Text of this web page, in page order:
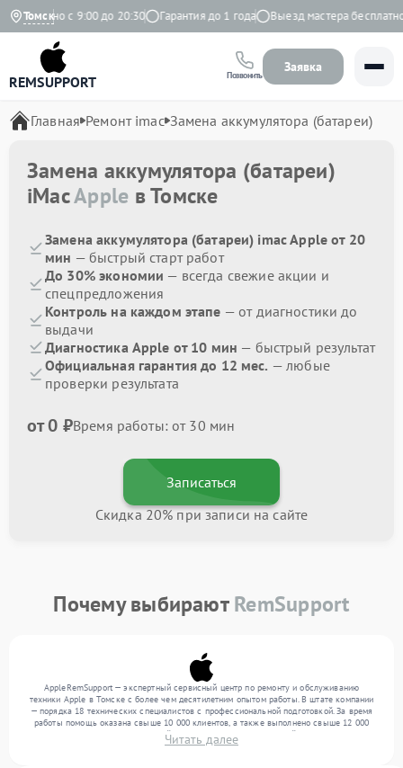
Томскс 9:00 до 20:30 Гарантия до 1 года Выезд мастера бесплатно
REMSUPPORT Позвонить
Заявка
Главная Ремонт imac Замена аккумулятора (батареи)
Замена аккумулятора (батареи)
iMacApple в Томске
Замена аккумулятора (батареи) imac Apple от 20
мин — быстрый старт работ
До 30% экономии — всегда свежие акции и
спецпредложения
Контроль на каждом этапе — от диагностики до
выдачи
Диагностика Apple от 10 мин — быстрый результат
Официальная гарантия до 12 мес. — любые
проверки результата
от 0 ₽Время работы: от 30 мин
Записаться
Скидка 20% при записи на сайте
Почему выбираютRemSupport
AppleRemSupport — экспертный сервисный центр по ремонту и обслуживанию
техники Apple в Томске с более чем десятилетним опытом работы. В штате компании
— порядка 18 технических специалистов с профессиональной подготовкой. За время
работы помощь оказана свыше 10 000 клиентов, а также выполнено свыше 12 000
ремонтов. Ежемесячно в сервисный центр поступает от 300 устройств, включая , , . Мы
беремся за задачи любой сложности и поддерживаем высокий стандарт качества
Читать далее